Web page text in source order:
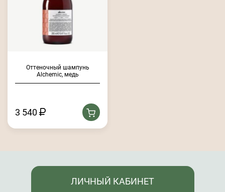
Оттеночный шампунь
Alchemic, медь
3 540
ЛИЧНЫЙ КАБИНЕТ